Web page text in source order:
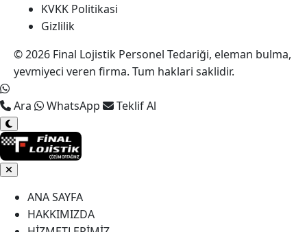
KVKK Politikasi
Gizlilik
© 2026 Final Lojistik Personel Tedariği, eleman bulma,
yevmiyeci veren firma. Tum haklari saklidir.
Ara WhatsApp Teklif Al
ANA SAYFA
HAKKIMIZDA